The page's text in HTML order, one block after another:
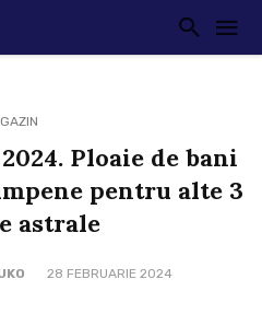
Ploaie de bani
pentru alte 3
astrale
28 FEBRUARIE 2024